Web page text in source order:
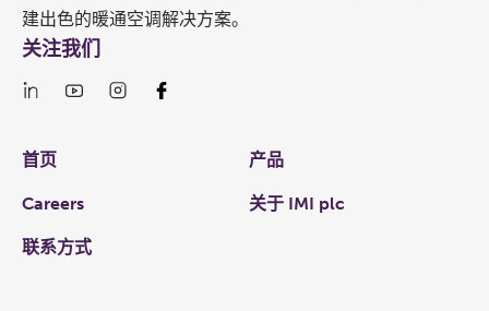
建出色的暖通空调解决方案。
Links
首页 产品
Careers 关于 IMI plc
联系方式
关注我们